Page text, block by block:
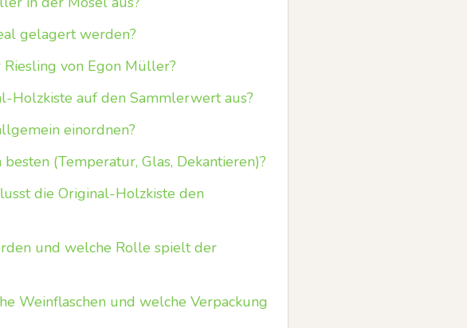
gelagert werden?
von Egon Müller?
Holzkiste auf den Sammlerwert aus?
einordnen?
(Temperatur, Glas, Dekantieren)?
die Original-Holzkiste den
und welche Rolle spielt der
Weinflaschen und welche Verpackung